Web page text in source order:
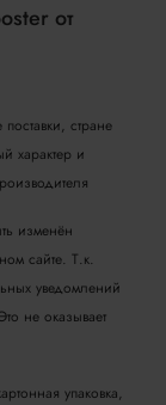
от
стране
характер и
изменён
сайте. Т.к.
уведомлений
не оказывает
упаковка,